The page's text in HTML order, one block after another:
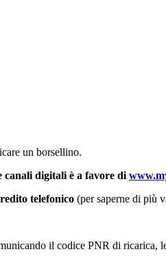
un borsellino.
digitali è a favore di
telefonico (per saperne di più
il codice PNR di ricarica,